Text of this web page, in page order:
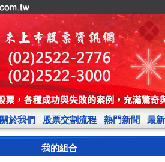
關於我們 股票交割流程 熱門新聞 最
我的組合